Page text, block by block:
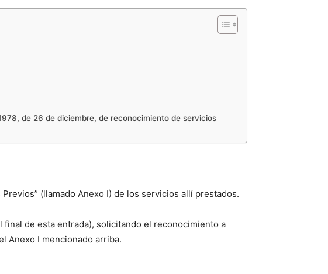
de 26 de diciembre, de reconocimiento de servicios
(llamado Anexo I) de los servicios allí prestados.
de esta entrada), solicitando el reconocimiento a
Anexo I mencionado arriba.